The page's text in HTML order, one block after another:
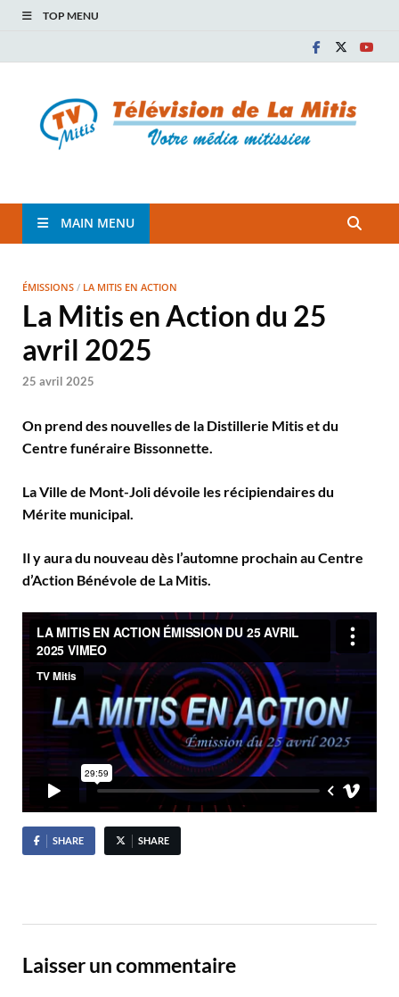
TOP MENU
TVM
MAIN MENU
ÉMISSIONS / LA MITIS EN ACTION
La Mitis en Action du 25
avril 2025
25 avril 2025
On prend des nouvelles de la Distillerie Mitis et du
Centre funéraire Bissonnette.
La Ville de Mont-Joli dévoile les récipiendaires du
Mérite municipal.
Il y aura du nouveau dès l’automne prochain au Centre
d’Action Bénévole de La Mitis.
SHARE SHARE
Laisser un commentaire